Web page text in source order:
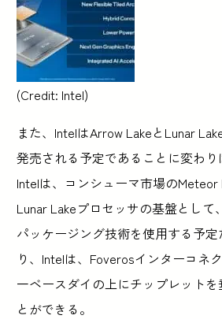
(Credit: Intel)
また、IntelはArrow LakeとLunar
発売される予定であることに変わり
Intelは、コンシューマ市場のMeteor
Lunar Lakeプロセッサの基盤として
パッケージング技術を使用する予
り、Intelは、Foverosインターコネ
一ベースダイの上にチップレット
とができる。